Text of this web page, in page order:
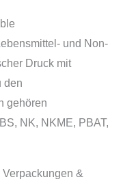
und Non-
Druck mit
den
gehören
NK, NKME, PBAT,
&